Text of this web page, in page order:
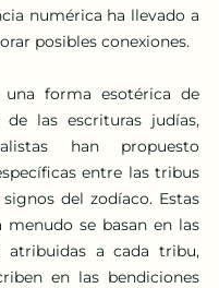
numérica ha llevado a
posibles conexiones.
una forma esotérica de
de las escrituras judías,
han propuesto
entre las tribus
del zodíaco. Estas
menudo se basan en las
atribuidas a cada tribu,
en las bendiciones